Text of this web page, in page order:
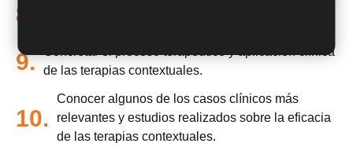
8.
9.
Concretar el proceso terapéutico y aplicación clínica
de las terapias contextuales.
10.
Conocer algunos de los casos clínicos más
relevantes y estudios realizados sobre la eficacia
de las terapias contextuales.